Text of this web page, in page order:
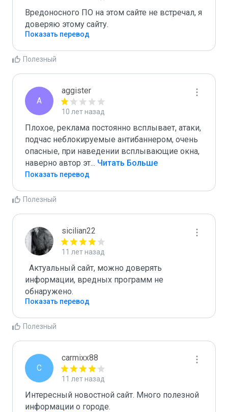
Вредоносного ПО на этом сайте не встречал, я
доверяю этому сайту.
Показать перевод
Полезный
A
aggister
10 лет назад
Плохое, реклама постоянно всплывает, атаки,
подчас неблокируемые антибаннером, очень
опасные, при наведении всплывающие окна,
наверно автор эт... Читать Больше
Показать перевод
Полезный
sicilian22
11 лет назад
информации, вредных программ не
Показать перевод
Полезный
C
carmixx88
11 лет назад
Интересный новостной сайт. Много полезной
информации о городе.